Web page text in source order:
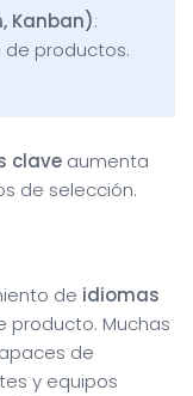
Kanban):
productos.
clave aumenta
de selección.
de idiomas
producto. Muchas
de
y equipos